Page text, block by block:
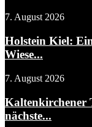
7. August 2026
Holstein Kiel:
Wiese...
7. August 2026
Kaltenkirchener
nächste...